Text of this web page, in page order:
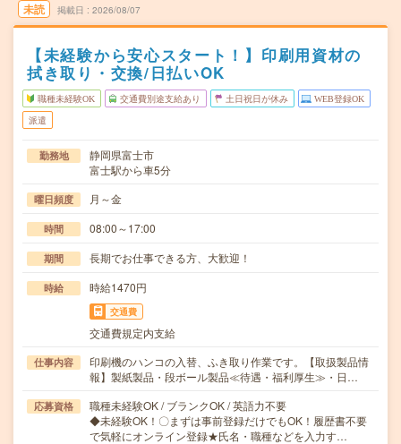
未読 掲載日 2026/08/07
【未経験から安心スタート！】印刷用資材の
拭き取り・交換/日払いOK
職種未経験OK 交通費別途支給あり 土日祝日が休み WEB登録OK
派遣
勤務地
静岡県富士市
富士駅から車5分
曜日頻度 月～金
時間 08:00～17:00
期間 長期でお仕事できる方、大歓迎！
時給 時給1470円
交通費
交通費規定内支給
仕事内容
印刷機のハンコの入替、ふき取り作業です。【取扱製品情
報】製紙製品・段ボール製品≪待遇・福利厚生≫・日…
応募資格
職種未経験OK / ブランクOK / 英語力不要
◆未経験OK！〇まずは事前登録だけでもOK！履歴書不要
で気軽にオンライン登録★氏名・職種などを入力す…